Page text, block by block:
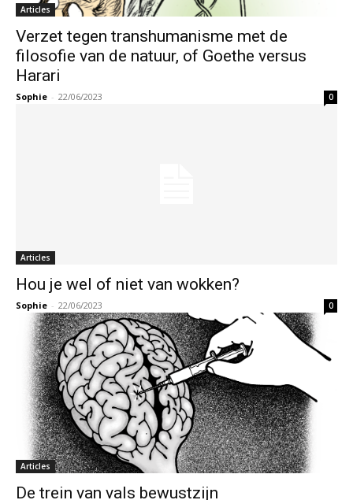
Articles
Verzet tegen transhumanisme met de
filosofie van de natuur, of Goethe versus
Harari
Sophie - 22/06/2023 0
Articles
Hou je wel of niet van wokken?
Sophie - 22/06/2023 0
Articles
De trein van vals bewustzijn